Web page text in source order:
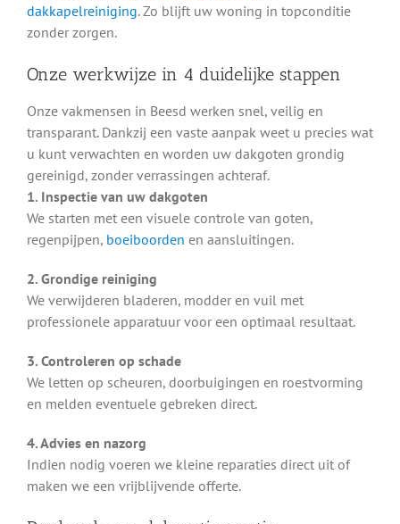
dakkapelreiniging. Zo blijft uw woning in topconditie
zonder zorgen.
Onze werkwijze in 4 duidelijke stappen
Onze vakmensen in Beesd werken snel, veilig en
transparant. Dankzij een vaste aanpak weet u precies wat
u kunt verwachten en worden uw dakgoten grondig
gereinigd, zonder verrassingen achteraf.
1. Inspectie van uw dakgoten
We starten met een visuele controle van goten,
regenpijpen, boeiboorden en aansluitingen.
2. Grondige reiniging
We verwijderen bladeren, modder en vuil met
professionele apparatuur voor een optimaal resultaat.
3. Controleren op schade
We letten op scheuren, doorbuigingen en roestvorming
en melden eventuele gebreken direct.
4. Advies en nazorg
Indien nodig voeren we kleine reparaties direct uit of
maken we een vrijblijvende offerte.